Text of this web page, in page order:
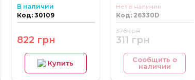
В наличии
Код: 30109
822 грн
Купить
Нет в наличии
Код: 26330D
311 грн
376 грн
Сообщить о
наличии